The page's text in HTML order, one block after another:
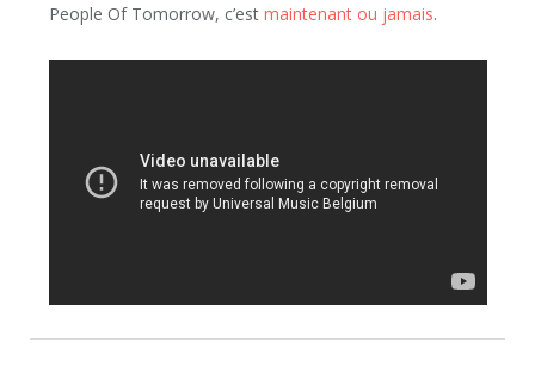
People Of Tomorrow, c’est maintenant ou jamais.